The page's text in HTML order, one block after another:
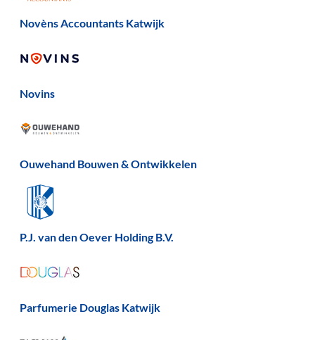
Novèns Accountants Katwijk
Novins
Ouwehand Bouwen & Ontwikkelen
P.J. van den Oever Holding B.V.
Parfumerie Douglas Katwijk